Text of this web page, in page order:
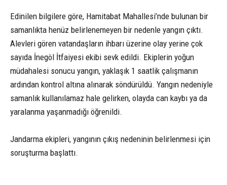
Edinilen bilgilere göre, Hamitabat Mahallesi’nde bulunan bir
samanlıkta henüz belirlenemeyen bir nedenle yangın çıktı.
Alevleri gören vatandaşların ihbarı üzerine olay yerine çok
sayıda İnegöl İtfaiyesi ekibi sevk edildi. Ekiplerin yoğun
müdahalesi sonucu yangın, yaklaşık 1 saatlik çalışmanın
ardından kontrol altına alınarak söndürüldü. Yangın nedeniyle
samanlık kullanılamaz hale gelirken, olayda can kaybı ya da
yaralanma yaşanmadığı öğrenildi.
Jandarma ekipleri, yangının çıkış nedeninin belirlenmesi için
soruşturma başlattı.